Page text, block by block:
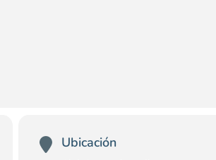
Ubicación